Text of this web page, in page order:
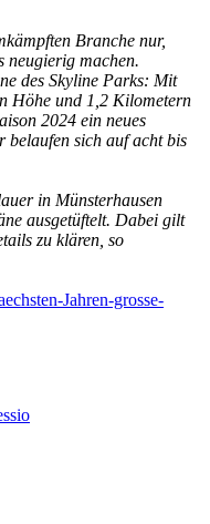
Branche nur,
neugierig machen.
des Skyline Parks: Mit
Höhe und 1,2 Kilometern
2024 ein neues
belaufen sich auf acht bis
in Münsterhausen
ausgetüftelt. Dabei gilt
zu klären, so
Jahren-grosse-